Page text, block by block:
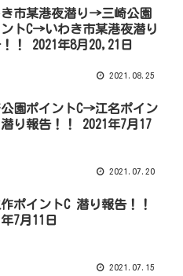
き市某港夜潜り→三崎公園
トC→いわき市某港夜潜り
！ 2021年8月20,21日
2021.08.25
園ポイントC→江名ポイン
潜り報告！！ 2021年7月17
2021.07.20
ポイントC 潜り報告！！
7月11日
2021.07.15